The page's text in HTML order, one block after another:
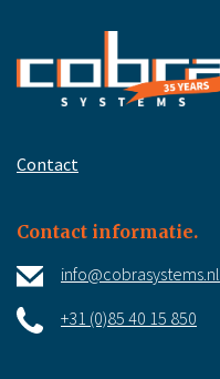
Contact
Contact informatie.
info@cobrasystems.nl
+31 (0)85 40 15 850